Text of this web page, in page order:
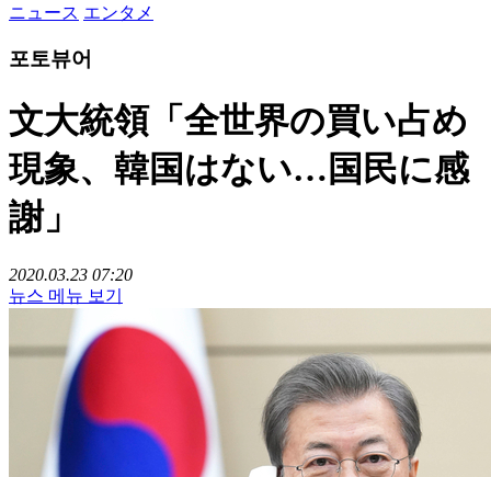
ニュース エンタメ
포토뷰어
文大統領「全世界の買い占め
現象、韓国はない…国民に感
謝」
2020.03.23 07:20
뉴스 메뉴 보기